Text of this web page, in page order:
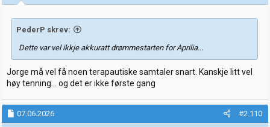
PederP skrev:
Dette var vel ikkje akkuratt drømmestarten for Aprilia...
Jorge må vel få noen terapautiske samtaler snart. Kanskje litt vel
høy tenning… og det er ikke første gang
07.06.2026 #2.110